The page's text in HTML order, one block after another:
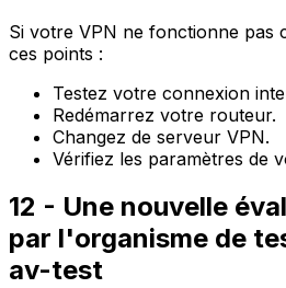
Si votre VPN ne fonctionne pas
ces points :
Testez votre connexion
Redémarrez votre routeur.
Changez de serveur VPN.
Vérifiez les paramètres de
12 - Une nouvelle
par l'organisme de
av-test